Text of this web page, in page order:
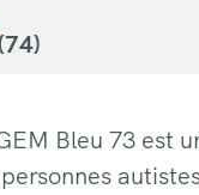
Bleu 73 est